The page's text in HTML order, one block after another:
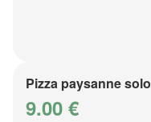
Pizza paysanne solo
9.00 €